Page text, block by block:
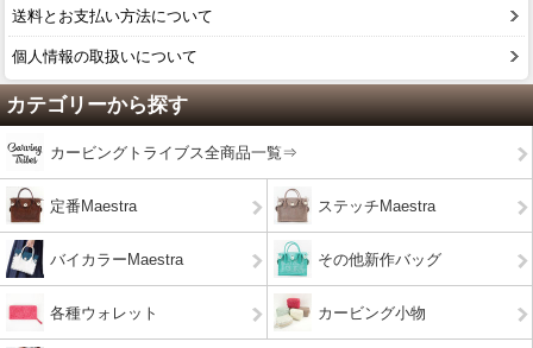
送料とお支払い方法について
個人情報の取扱いについて
カテゴリーから探す
カービングトライブス全商品一覧⇒
定番Maestra ステッチMaestra
バイカラーMaestra その他新作バッグ
各種ウォレット カービング小物